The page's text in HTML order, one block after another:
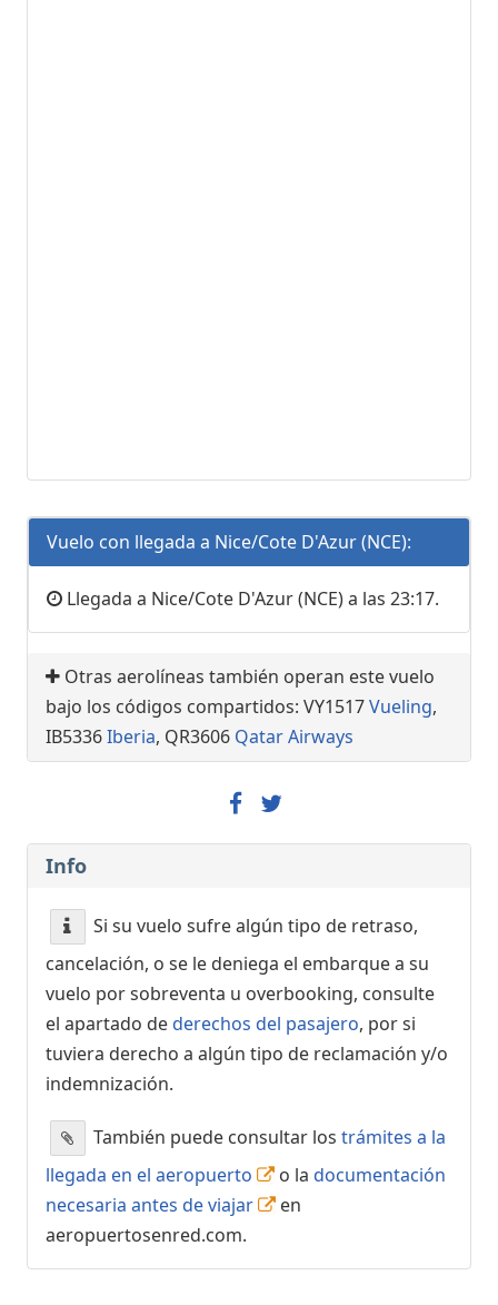
Vuelo con llegada a Nice/Cote D'Azur (NCE):
Llegada a Nice/Cote D'Azur (NCE) a las 23:17.
Otras aerolíneas también operan este vuelo
bajo los códigos compartidos: VY1517Vueling,
IB5336Iberia, QR3606 Qatar Airways
Info
Si su vuelo sufre algún tipo de retraso,
cancelación, o se le deniega el embarque a su
vuelo por sobreventa u overbooking, consulte
el apartado dederechos del pasajero, por si
tuviera derecho a algún tipo de reclamación y/o
indemnización.
También puede consultar los trámites a la
llegada en el aeropuerto
o la documentación
necesaria antes de viajar
en
aeropuertosenred.com.